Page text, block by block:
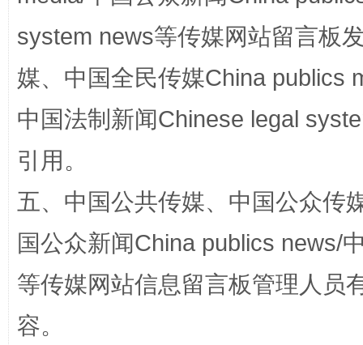
站台名比不上好声名
漫山遍野的桃花与雪山、麦地、白藏房 除
system news等传媒网站留言板
媒、中国全民传媒China publics
中国法制新闻Chinese legal
引用。
五、中国公共传媒、中国公众传
国公众新闻China publics news/
等传媒网站信息留言板管理人员
容。